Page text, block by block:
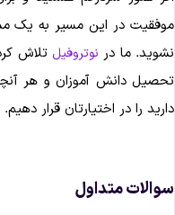
در این مسیر به یک
ما در نوتروفیلتلاش
دانش آموزان و هر
را در اختیارتان قرار دهیم.
متداول